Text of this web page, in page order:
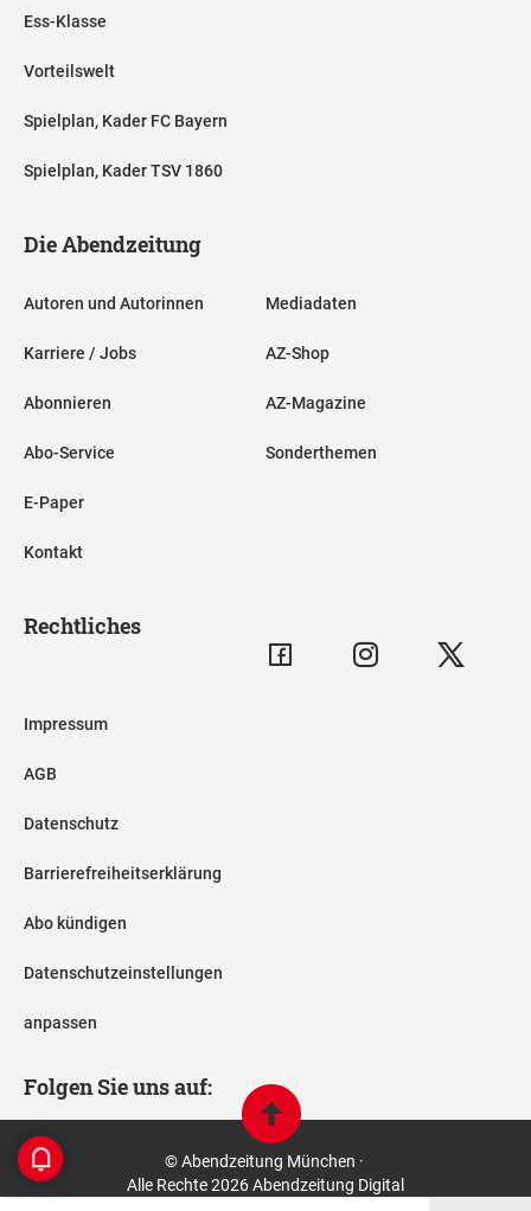
Ess-Klasse
Vorteilswelt
Spielplan, Kader FC Bayern
Spielplan, Kader TSV 1860
Die Abendzeitung
Autoren und Autorinnen
Karriere / Jobs
Abonnieren
Abo-Service
E-Paper
Kontakt
Mediadaten
AZ-Shop
AZ-Magazine
Sonderthemen
Rechtliches
Impressum
AGB
Datenschutz
Barrierefreiheitserklärung
Abo kündigen
Datenschutzeinstellungen
anpassen
Folgen Sie uns auf:
© Abendzeitung München ·
Alle Rechte 2026 Abendzeitung Digital